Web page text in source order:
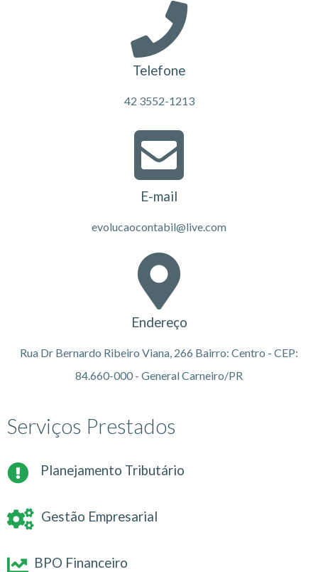
Telefone
42 3552-1213
E-mail
evolucaocontabil@live.com
Endereço
Rua Dr Bernardo Ribeiro Viana, 266 Bairro: Centro - CEP:
84.660-000 - General Carneiro/PR
Serviços Prestados
Planejamento Tributário
Gestão Empresarial
BPO Financeiro